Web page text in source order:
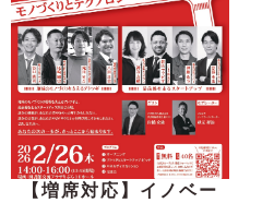
【増席対応】イノベー